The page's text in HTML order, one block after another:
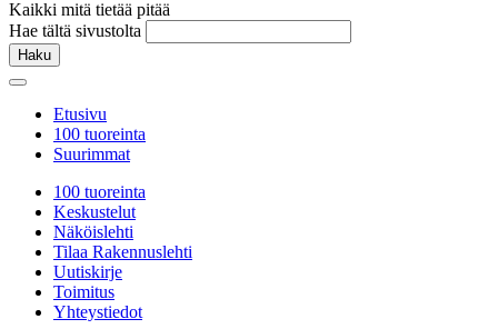
Kaikki mitä tietää pitää
Hae tältä sivustolta
Haku
Etusivu
100 tuoreinta
Suurimmat
100 tuoreinta
Keskustelut
Näköislehti
Tilaa Rakennuslehti
Uutiskirje
Toimitus
Yhteystiedot